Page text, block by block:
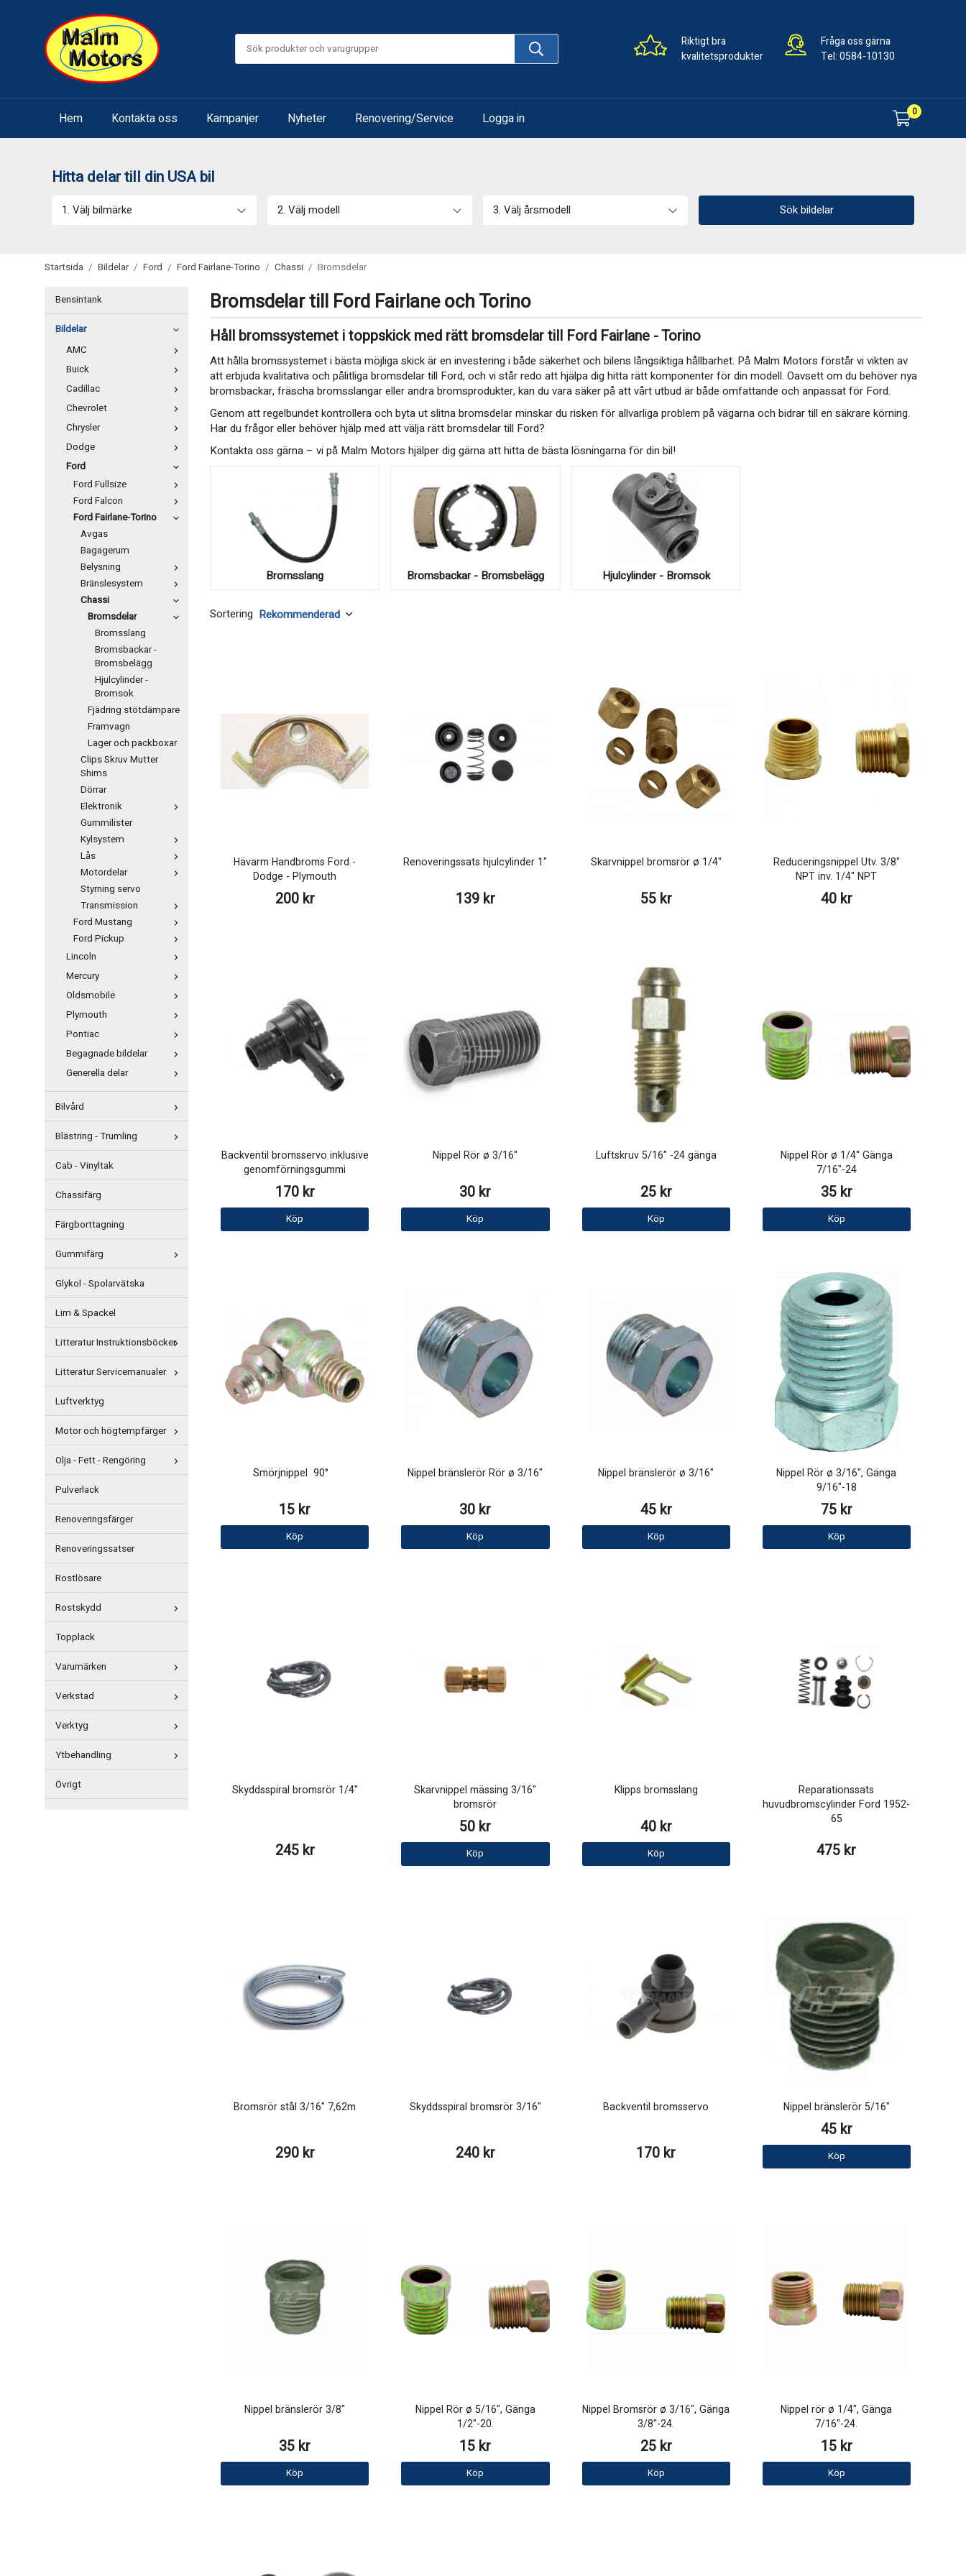
Riktigt bra
kvalitetsprodukter
Fråga oss gärna
Tel:0584-10130
Hem Kontakta oss Kampanjer Nyheter Renovering/Service Logga in 0
Hitta delar till din USA bil
1. Välj bilmärke 2. Välj modell 3. Välj årsmodell Sök bildelar
Startsida / Bildelar / Ford / Ford Fairlane-Torino / Chassi / Bromsdelar
Bensintank
Bildelar
AMC
Buick
Cadillac
Chevrolet
Chrysler
Dodge
Ford
Ford Fullsize
Ford Falcon
Ford Fairlane-Torino
Avgas
Bagagerum
Belysning
Bränslesystem
Chassi
Bromsdelar
Bromsslang
Bromsbackar -
Bromsbelägg
Hjulcylinder -
Bromsok
Fjädring stötdämpare
Framvagn
Lager och packboxar
Clips Skruv Mutter
Shims
Dörrar
Elektronik
Gummilister
Kylsystem
Lås
Motordelar
Styrning servo
Transmission
Ford Mustang
Ford Pickup
Lincoln
Mercury
Oldsmobile
Plymouth
Pontiac
Begagnade bildelar
Generella delar
Bilvård
Blästring - Trumling
Cab - Vinyltak
Chassifärg
Färgborttagning
Gummifärg
Glykol - Spolarvätska
Lim & Spackel
Litteratur Instruktionsböcker
Litteratur Servicemanualer
Luftverktyg
Motor och högtempfärger
Olja - Fett - Rengöring
Pulverlack
Renoveringsfärger
Renoveringssatser
Rostlösare
Rostskydd
Topplack
Varumärken
Verkstad
Verktyg
Ytbehandling
Övrigt
Bromsdelar till Ford Fairlane och Torino
Håll bromssystemet i toppskick med rätt bromsdelar till Ford Fairlane - Torino
Att hålla bromssystemet i bästa möjliga skick är en investering i både säkerhet och bilens långsiktiga hållbarhet. På Malm Motors förstår vi vikten av
att erbjuda kvalitativa och pålitliga bromsdelar till Ford, och vi står redo att hjälpa dig hitta rätt komponenter för din modell. Oavsett om du behöver nya
bromsbackar, fräscha bromsslangar eller andra bromsprodukter, kan du vara säker på att vårt utbud är både omfattande och anpassat för Ford.
Genom att regelbundet kontrollera och byta ut slitna bromsdelar minskar du risken för allvarliga problem på vägarna och bidrar till en säkrare körning.
Har du frågor eller behöver hjälp med att välja rätt bromsdelar till Ford?
Kontakta oss gärna – vi på Malm Motors hjälper dig gärna att hitta de bästa lösningarna för din bil!
Bromsslang Bromsbackar - Bromsbelägg Hjulcylinder - Bromsok
Sortering
Hävarm Handbroms Ford -
Dodge - Plymouth
200 kr
Renoveringssats hjulcylinder 1"
139 kr
Skarvnippel bromsrör ø 1/4"
55 kr
Reduceringsnippel Utv. 3/8"
NPT inv. 1/4" NPT
40 kr
Backventil bromsservo inklusive
genomförningsgummi
170 kr
Köp
Nippel Rör ø 3/16"
30 kr
Köp
Luftskruv 5/16" -24 gänga
25 kr
Köp
Nippel Rör ø 1/4" Gänga
7/16"-24
35 kr
Köp
Smörjnippel 90°
15 kr
Köp
Nippel bränslerör Rör ø 3/16"
30 kr
Köp
Nippel bränslerör ø 3/16"
45 kr
Köp
Nippel Rör ø 3/16", Gänga
9/16"-18
75 kr
Köp
Skyddsspiral bromsrör 1/4"
245 kr
Skarvnippel mässing 3/16"
bromsrör
50 kr
Köp
Klipps bromsslang
40 kr
Köp
Reparationssats
huvudbromscylinder Ford 1952-
65
475 kr
Bromsrör stål 3/16" 7,62m
290 kr
Skyddsspiral bromsrör 3/16"
240 kr
Backventil bromsservo
170 kr
Nippel bränslerör 5/16"
45 kr
Köp
Nippel bränslerör 3/8"
35 kr
Köp
Nippel Rör ø 5/16", Gänga
1/2"-20.
15 kr
Köp
Nippel Bromsrör ø 3/16", Gänga
3/8"-24.
25 kr
Köp
Nippel rör ø 1/4", Gänga
7/16"-24.
15 kr
Köp